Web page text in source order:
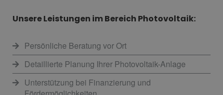
Unsere Leistungen im Bereich Photovoltaik:
Persönliche Beratung vor Ort
Detaillierte Planung Ihrer Photovoltaik-Anlage
Unterstützung bei Finanzierung und